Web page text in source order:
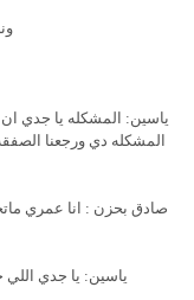
ياسين: المشكله يا جدي
المشكله دي ورجعنا
صادق بحزن : انا عمري
ياسين: يا جدي